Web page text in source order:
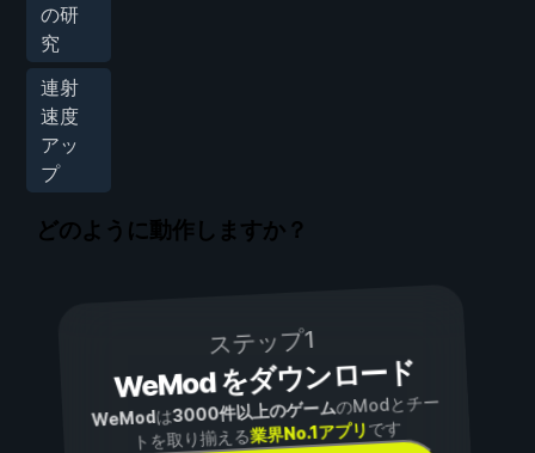
の研
究
連射
速度
アッ
プ
どのように動作しますか？
ステップ1
WeMod をダウンロード
WeModは3000件以上のゲームのModとチー
トを取り揃える業界No.1アプリです